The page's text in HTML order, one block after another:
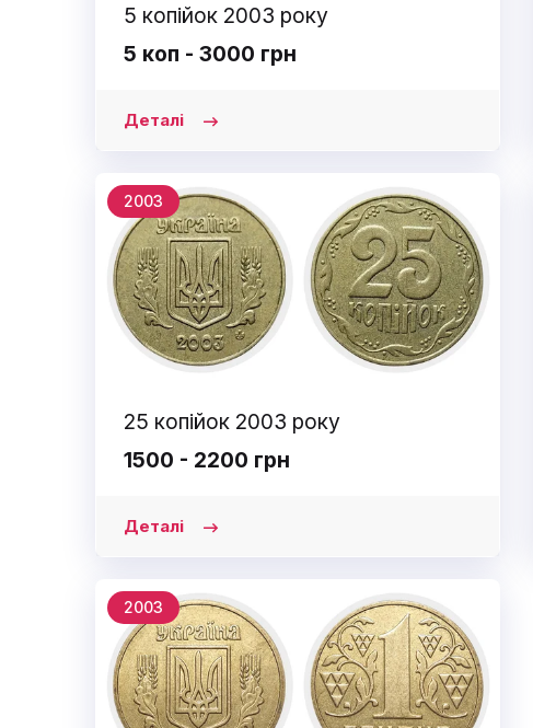
5 копійок 2003 року
5 коп - 3000 грн
Деталі
2003
25 копійок 2003 року
1500 - 2200 грн
Деталі
2003